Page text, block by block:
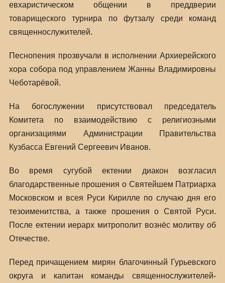
евхаристическом общении в преддверии
товарищеского турнира по футзалу среди команд
священнослужителей.
Песнопения прозвучали в исполнении Архиерейского
хора собора под управлением Жанны Владимировны
Чеботарёвой.
На богослужении присутствовал председатель
Комитета по взаимодействию с религиозными
организациями Администрации Правительства
Кузбасса Евгений Сергеевич Иванов.
Во время сугубой ектении диакон возгласил
благодарственные прошения о Святейшем Патриарха
Московском и всея Руси Кирилле по случаю дня его
тезоименитства, а также прошения о Святой Руси.
После ектении иерарх митрополит вознёс молитву об
Отечестве.
Перед причащением мирян благочинный Гурьевского
округа и капитан команды священнослужителей-